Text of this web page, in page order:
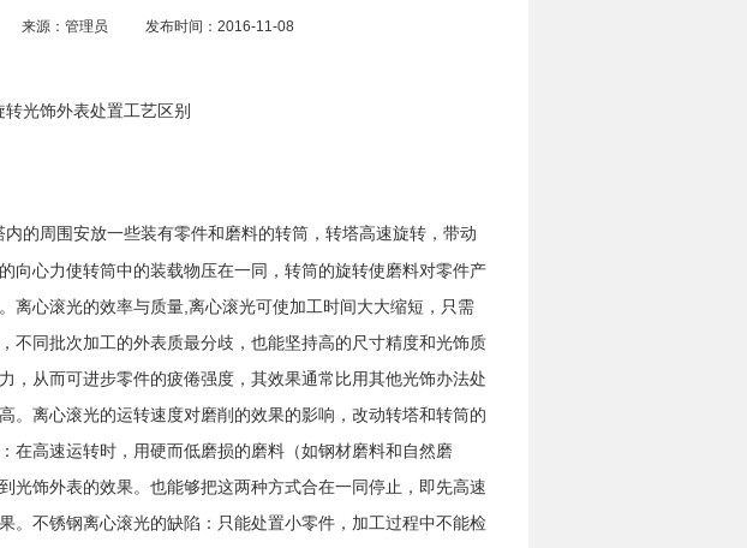
来源：管理员 发布时间：2016-11-08
光饰外表处置工艺区别
的周围安放一些装有零件和磨料的转筒，转塔高速旋转，带动
向心力使转筒中的装载物压在一同，转筒的旋转使磨料对零件产
离心滚光的效率与质量,离心滚光可使加工时间大大缩短，只需
不同批次加工的外表质最分歧，也能坚持高的尺寸精度和光饰质
，从而可进步零件的疲倦强度，其效果通常比用其他光饰办法处
。离心滚光的运转速度对磨削的效果的影响，改动转塔和转筒的
在高速运转时，用硬而低磨损的磨料（如钢材磨料和自然磨
光饰外表的效果。也能够把这两种方式合在一同停止，即先高速
。不锈钢离心滚光的缺陷：只能处置小零件，加工过程中不能检